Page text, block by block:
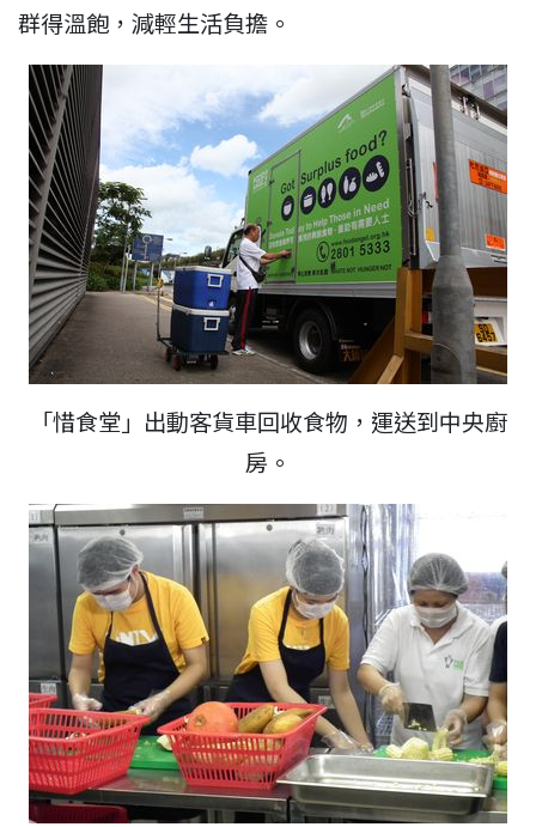
群得溫飽，減輕生活負擔。
「惜食堂」出動客貨車回收食物，運送到中央廚
房。